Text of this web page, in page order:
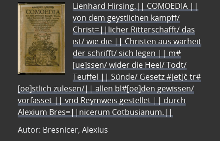
Lienhard Hirsing.|| COMOEDIA ||
von dem geystlichen kampff/
Christ=||licher Ritterschafft/ das
ist/ wie die || Christen aus warheit
der schrifft/ sich legen || m#
[ue]ssen/ wider die Heel/ Todt/
Teuffel || Sünde/ Gesetz #[et]c̃ tr#
[oe]stlich zulesen/|| allen bl#[oe]den gewissen/
vorfasset || vnd Reymweis gestellet || durch
Alexium Bres=||nicerum Cotbusianum.||
Autor: Bresnicer, Alexius